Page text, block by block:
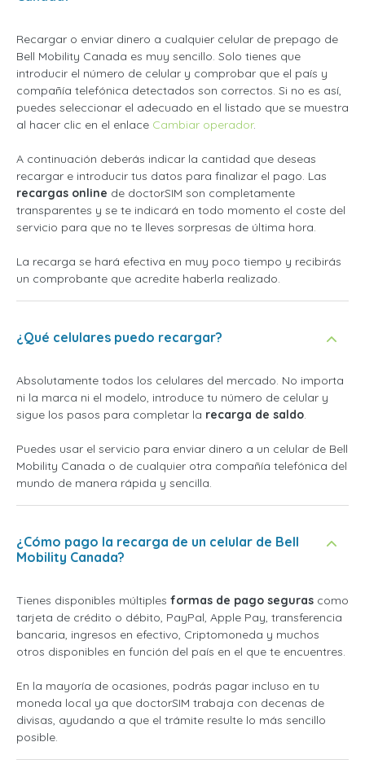
Recargar o enviar dinero a cualquier celular de prepago de
Bell Mobility Canada es muy sencillo. Solo tienes que
introducir el número de celular y comprobar que el país y
compañía telefónica detectados son correctos. Si no es así,
puedes seleccionar el adecuado en el listado que se muestra
al hacer clic en el enlace Cambiar operador.
A continuación deberás indicar la cantidad que deseas
recargar e introducir tus datos para finalizar el pago. Las
recargas online de doctorSIM son completamente
transparentes y se te indicará en todo momento el coste del
servicio para que no te lleves sorpresas de última hora.
La recarga se hará efectiva en muy poco tiempo y recibirás
un comprobante que acredite haberla realizado.
¿Qué celulares puedo recargar?
Absolutamente todos los celulares del mercado. No importa
ni la marca ni el modelo, introduce tu número de celular y
sigue los pasos para completar la recarga de saldo.
Puedes usar el servicio para enviar dinero a un celular de Bell
Mobility Canada o de cualquier otra compañía telefónica del
mundo de manera rápida y sencilla.
¿Cómo pago la recarga de un celular de Bell
Mobility Canada?
Tienes disponibles múltiples formas de pago seguras como
tarjeta de crédito o débito, PayPal, Apple Pay, transferencia
bancaria, ingresos en efectivo, Criptomoneda y muchos
otros disponibles en función del país en el que te encuentres.
En la mayoría de ocasiones, podrás pagar incluso en tu
moneda local ya que doctorSIM trabaja con decenas de
divisas, ayudando a que el trámite resulte lo más sencillo
posible.